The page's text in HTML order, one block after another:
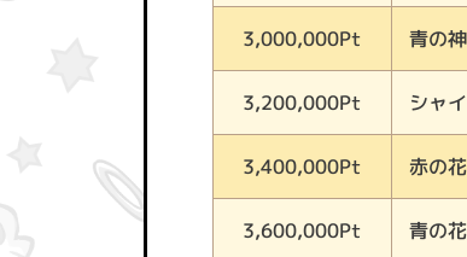
3,000,000Pt 青の
3,200,000Pt シャ
3,400,000Pt 赤の
3,600,000Pt 青の